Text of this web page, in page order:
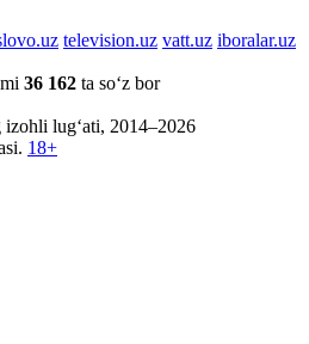
television.uz vatt.uz iboralar.uz
36 162 ta so‘z bor
lug‘ati, 2014–2026
18+